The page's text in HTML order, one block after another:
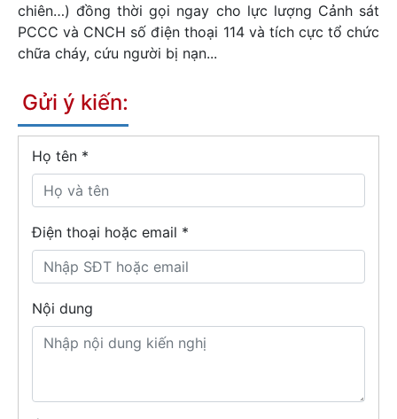
chiên…) đồng thời gọi ngay cho lực lượng Cảnh sát
PCCC và CNCH số điện thoại 114 và tích cực tổ chức
chữa cháy, cứu người bị nạn...
Gửi ý kiến:
Họ tên *
Điện thoại hoặc email *
Nội dung